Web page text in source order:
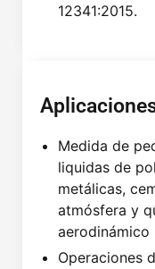
12341:2015.
Medida de
liquidas de
metálicas,
atmósfera y
aerodinámico
Operaciones